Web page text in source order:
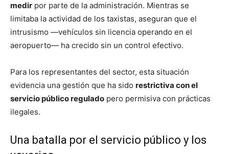
medir por parte de la administración. Mientras se
limitaba la actividad de los taxistas, aseguran que el
intrusismo —vehículos sin licencia operando en el
aeropuerto— ha crecido sin un control efectivo.
Para los representantes del sector, esta situación
evidencia una gestión que ha sido restrictiva con el
servicio público regulado pero permisiva con prácticas
ilegales.
Una batalla por el servicio público y los